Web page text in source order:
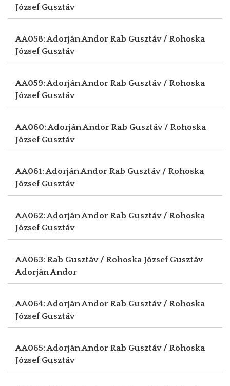
József Gusztáv
AA058: Adorján Andor Rab Gusztáv / Rohoska
József Gusztáv
AA059: Adorján Andor Rab Gusztáv / Rohoska
József Gusztáv
AA060: Adorján Andor Rab Gusztáv / Rohoska
József Gusztáv
AA061: Adorján Andor Rab Gusztáv / Rohoska
József Gusztáv
AA062: Adorján Andor Rab Gusztáv / Rohoska
József Gusztáv
AA063: Rab Gusztáv / Rohoska József Gusztáv
Adorján Andor
AA064: Adorján Andor Rab Gusztáv / Rohoska
József Gusztáv
AA065: Adorján Andor Rab Gusztáv / Rohoska
József Gusztáv